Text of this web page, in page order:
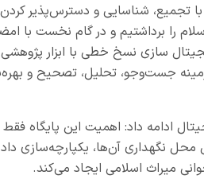
با تجمیع، شناسایی و دسترس‌پذیر
را برداشتیم و در گام نخست با
سازی نسخ خطی با ابزار پژوهشی
جست‌وجو، تحلیل، تصحیح و
ادامه داد: اهمیت این پایگاه
نگهداری آن‌ها، یکپارچه‌سازی
میراث اسلامی ایجاد می‌کند.